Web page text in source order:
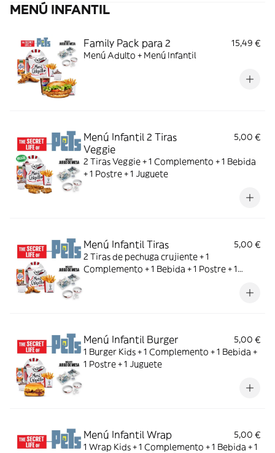
MENÚ INFANTIL
Family Pack para 2
15,49 €
Menú Adulto + Menú Infantil
Menú Infantil 2 Tiras
Veggie
5,00 €
2 Tiras Veggie + 1 Complemento + 1 Bebida
+ 1 Postre + 1 Juguete
Menú Infantil Tiras
5,00 €
2 Tiras de pechuga crujiente + 1
Complemento + 1 Bebida + 1 Postre + 1
Menú Infantil Burger
5,00 €
1 Burger Kids + 1 Complemento + 1 Bebida +
1 Postre + 1 Juguete
Menú Infantil Wrap
5,00 €
1 Wrap Kids + 1 Complemento + 1 Bebida + 1